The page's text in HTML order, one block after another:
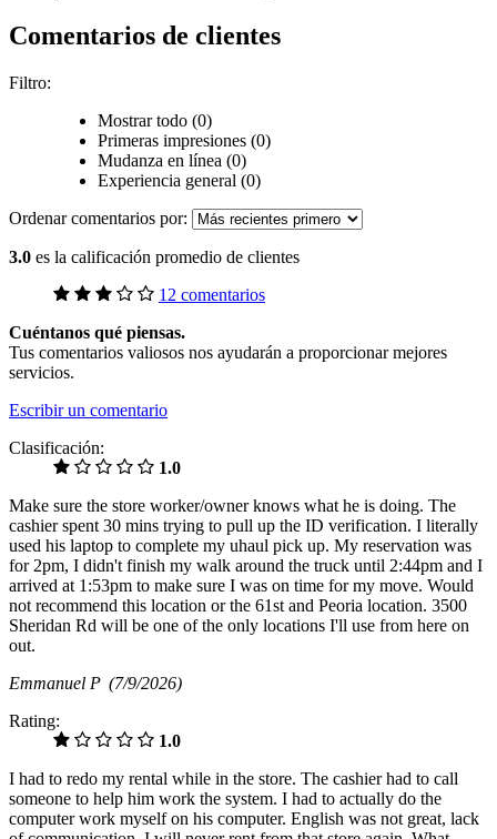
Comentarios de clientes
Filtro:
Mostrar todo (0)
Primeras impresiones (0)
Mudanza en línea (0)
Experiencia general (0)
Ordenar comentarios por:
3.0 es la calificación promedio de clientes
12 comentarios
Cuéntanos qué piensas.
Tus comentarios valiosos nos ayudarán a proporcionar mejores
servicios.
Escribir un comentario
Clasificación:
1.0
Make sure the store worker/owner knows what he is doing. The
cashier spent 30 mins trying to pull up the ID verification. I literally
used his laptop to complete my uhaul pick up. My reservation was
for 2pm, I didn't finish my walk around the truck until 2:44pm and I
arrived at 1:53pm to make sure I was on time for my move. Would
not recommend this location or the 61st and Peoria location. 3500
Sheridan Rd will be one of the only locations I'll use from here on
out.
Emmanuel P (7/9/2026)
Rating:
1.0
I had to redo my rental while in the store. The cashier had to call
someone to help him work the system. I had to actually do the
computer work myself on his computer. English was not great, lack